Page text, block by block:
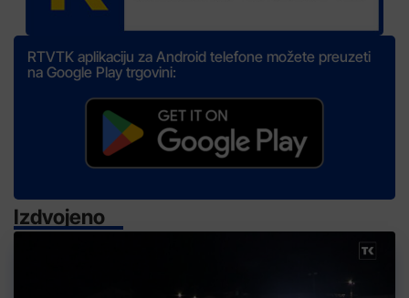
RTVTK aplikaciju za Android telefone možete preuzeti
na Google Play trgovini:
Izdvojeno